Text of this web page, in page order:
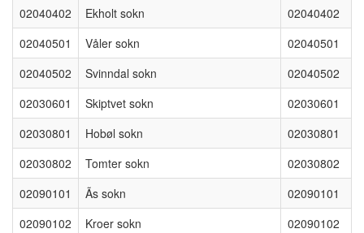
02040402
Ekholt sokn
02040402
02040501
Våler sokn
02040501
02040502
Svinndal sokn
02040502
02030601
Skiptvet sokn
02030601
02030801
Hobøl sokn
02030801
02030802
Tomter sokn
02030802
02090101
Ãs sokn
02090101
02090102
Kroer sokn
02090102